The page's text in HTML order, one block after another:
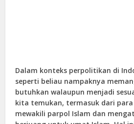
Dalam konteks perpolitikan di
seperti beliau nampaknya
butuhkan walaupun menjadi
kita temukan, termasuk dari
mewakili parpol Islam dan